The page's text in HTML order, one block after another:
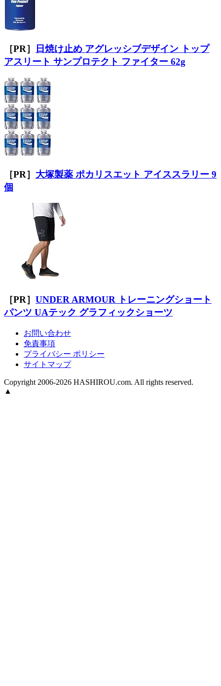
［PR］
日焼け止め アグレッシブデザイン トップ
アスリート サンプロテクト ファイター 62g
［PR］ 大塚製薬 ポカリスエット アイススラリー 9
個
［PR］ UNDER ARMOUR トレーニングショート
パンツ UAテック グラフィックショーツ
お問い合わせ
免責事項
プライバシー ポリシー
サイトマップ
Copyright 2006-2026 HASHIROU.com. All rights reserved.
▲